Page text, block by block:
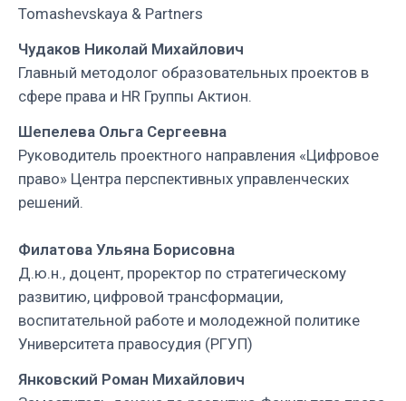
Tomashevskaya & Partners
Чудаков Николай Михайлович
Главный методолог образовательных проектов в
сфере права и HR Группы Актион.
Шепелева Ольга Сергеевна
Руководитель проектного направления «Цифровое
право» Центра перспективных управленческих
решений.
Филатова Ульяна Борисовна
Д.ю.н., доцент, проректор по стратегическому
развитию, цифровой трансформации,
воспитательной работе и молодежной политике
Университета правосудия (РГУП)
Янковский Роман Михайлович